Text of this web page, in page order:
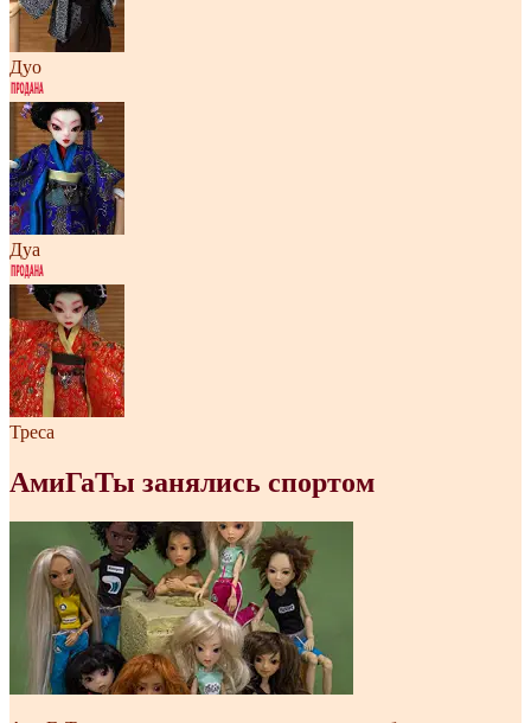
Дуо
Дуа
Треса
АмиГаТы занялись спортом